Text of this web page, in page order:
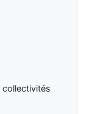
collectivités